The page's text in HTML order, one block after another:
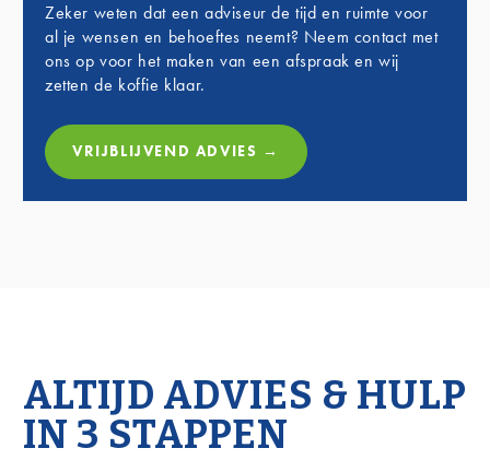
Zeker weten dat een adviseur de tijd en ruimte voor
al je wensen en behoeftes neemt? Neem contact met
ons op voor het maken van een afspraak en wij
zetten de koffie klaar.
VRIJBLIJVEND ADVIES →
ALTIJD ADVIES & HULP
IN 3 STAPPEN